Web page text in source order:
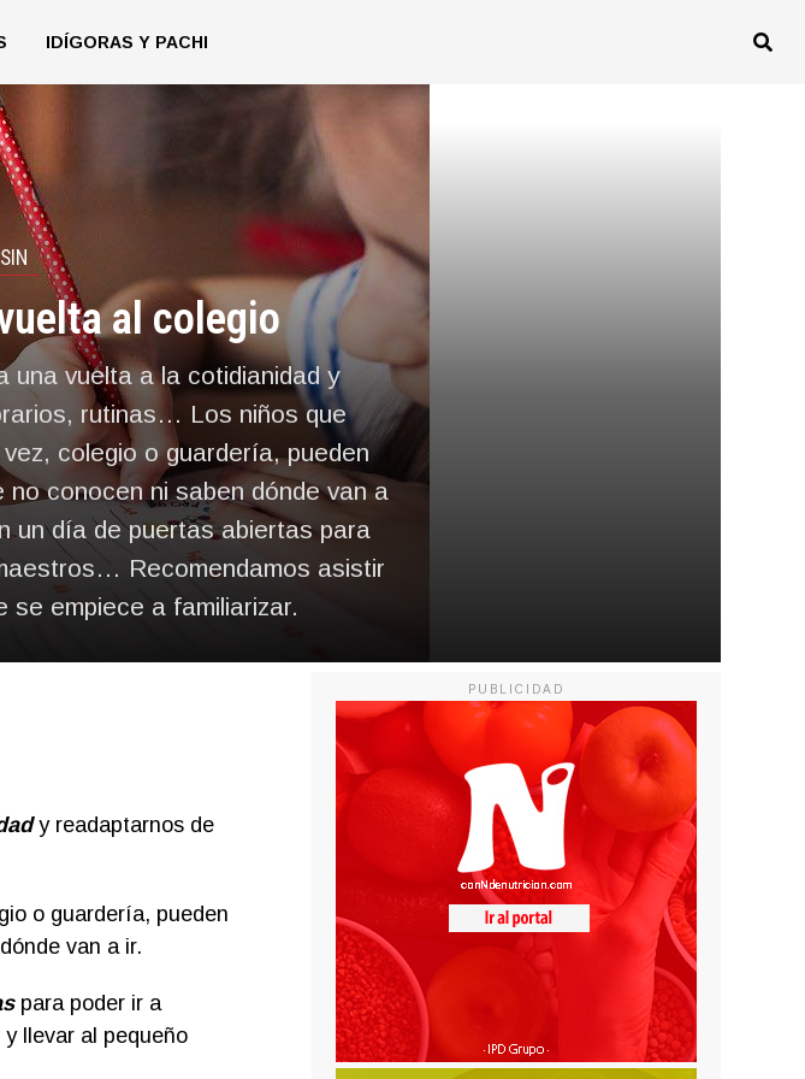
IDÍGORAS Y PACHI
al colegio
una vuelta a la cotidianidad y
rutinas… Los niños que
colegio o guardería, pueden
conocen ni saben dónde van a
un día de puertas abiertas para
Recomendamos asistir
se empiece a familiarizar.
y readaptarnos de
o guardería, pueden
van a ir.
para poder ir a
llevar al pequeño
PUBLICIDAD